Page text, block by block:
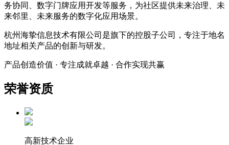
务协同、数字门牌应用开发等服务，为社区提供未来治理、未
来邻里、未来服务的数字化应用场景。
杭州海挚信息技术有限公司是旗下的控股子公司，专注于地名
地址相关产品的创新与研发。
产品创造价值 · 专注成就卓越 · 合作实现共赢
荣誉资质
高新技术企业